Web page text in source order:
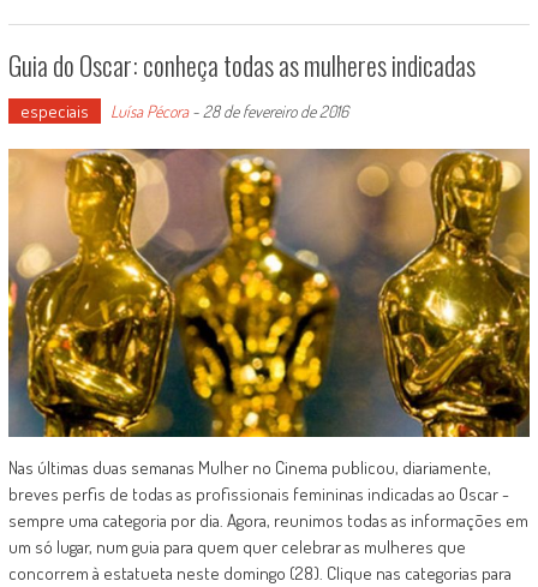
Guia do Oscar: conheça todas as mulheres indicadas
especiais Luísa Pécora- 28 de fevereiro de 2016
Nas últimas duas semanas Mulher no Cinema publicou, diariamente,
breves perfis de todas as profissionais femininas indicadas ao Oscar -
sempre uma categoria por dia. Agora, reunimos todas as informações em
um só lugar, num guia para quem quer celebrar as mulheres que
concorrem à estatueta neste domingo (28). Clique nas categorias para